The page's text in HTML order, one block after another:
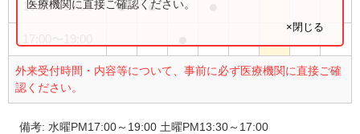
15:30〜19:00 ● ●
外来受付時間・内容等について、事前に必ず医療機関に直接ご確
認ください。
医療機関に直接ご確認ください。
×閉じる
備考:水曜PM17:00～19:00 土曜PM13:30～17:00